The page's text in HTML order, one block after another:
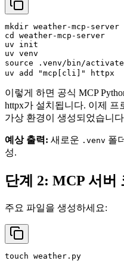
mkdir weather-mcp-server
cd weather-mcp-server
uv init
uv venv
source .venv/bin/
이렇게 하면 공식 MCP
httpx가 설치됩니다. 이제 프
가상 환경이 생성되었습니
예상 출력: 새로운 .venv 폴
성.
단계 2: MCP 서버
주요 파일을 생성하세요: